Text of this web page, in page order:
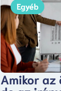
Egyéb
Amikor az